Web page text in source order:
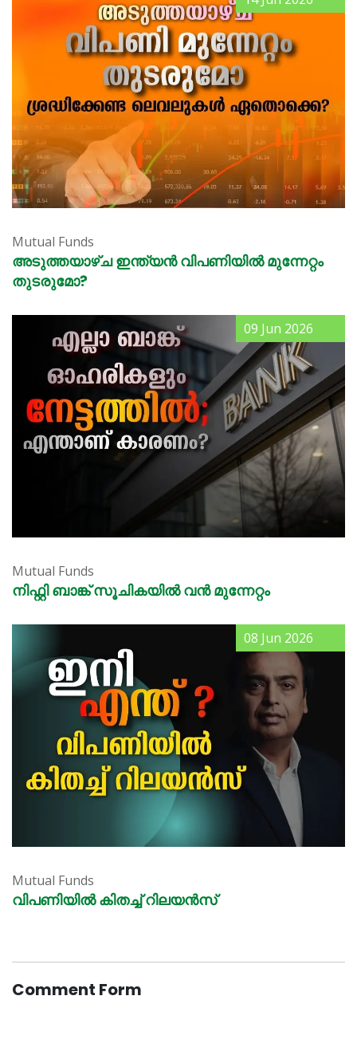
Mutual Funds
അടുത്തയാഴ്ച ഇന്ത്യൻ വിപണിയിൽ മുന്നേറ്റം
തുടരുമോ?
Mutual Funds
നിഫ്റ്റി ബാങ്ക് സൂചികയിൽ വൻ മുന്നേറ്റം
09 Jun 2026
Mutual Funds
വിപണിയിൽ കിതച്ച് റിലയൻസ്
08 Jun 2026
Comment Form